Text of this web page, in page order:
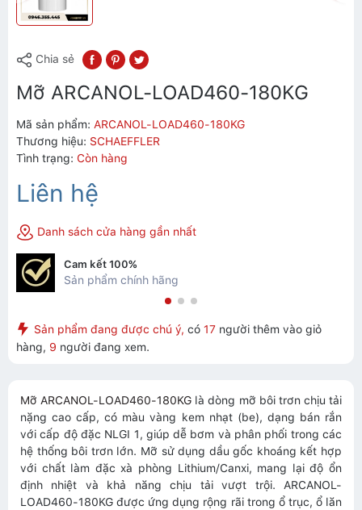
Chia sẻ
Mỡ ARCANOL-LOAD460-180KG
Mã sản phẩm: ARCANOL-LOAD460-180KG
Thương hiệu: SCHAEFFLER
Tình trạng: Còn hàng
Liên hệ
Danh sách cửa hàng gần nhất
Cam kết 100%
Sản phẩm chính hãng
Sản phẩm đang được chú ý, có 17 người thêm vào giỏ
hàng, 9 người đang xem.
Mỡ ARCANOL-LOAD460-180KG là dòng mỡ bôi trơn chịu tải
nặng cao cấp, có màu vàng kem nhạt (be), dạng bán rắn
với cấp độ đặc NLGI 1, giúp dễ bơm và phân phối trong các
hệ thống bôi trơn lớn. Mỡ sử dụng dầu gốc khoáng kết hợp
với chất làm đặc xà phòng Lithium/Canxi, mang lại độ ổn
định nhiệt và khả năng chịu tải vượt trội. ARCANOL-
LOAD460-180KG được ứng dụng rộng rãi trong ổ trục, ổ lăn